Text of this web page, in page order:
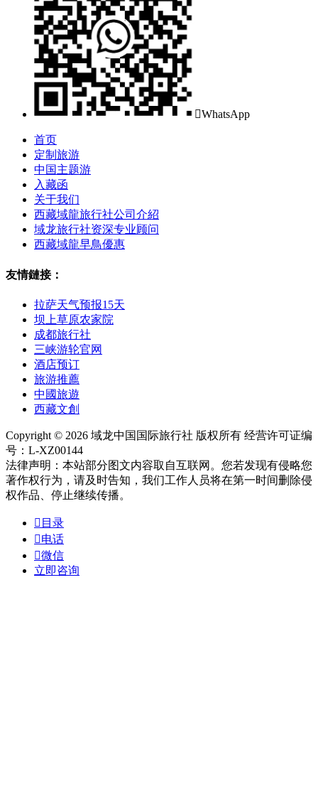
WhatsApp
首页
定制旅游
中国主题游
入藏函
关于我们
西藏域龍旅行社公司介紹
域龙旅行社资深专业顾问
西藏域龍早鳥優惠
友情鏈接：
拉萨天气预报15天
坝上草原农家院
成都旅行社
三峡游轮官网
酒店预订
旅游推薦
中國旅遊
西藏文創
Copyright © 2026 域龙中国国际旅行社 版权所有 经营许可证编
号：L-XZ00144
法律声明：本站部分图文内容取自互联网。您若发现有侵略您
著作权行为，请及时告知，我们工作人员将在第一时间删除侵
权作品、停止继续传播。
 目录
电话
微信
立即咨询